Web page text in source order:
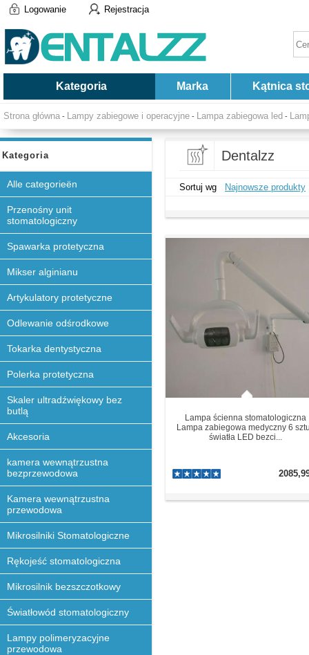
Logowanie Rejestracja
Kategoria Marka Kątnica
Strona główna - Lampy zabiegowe i operacyjne - Lampa zabiegowa led -
Kategoria
Alle categorieën
Przenośny unit
stomatologiczny
Spawarka protetyczna
Mikser alginianu
Artykulatory protetyczne
Odlewanie odśrodkowe
Tokarka dentystyczna
Polerka protetyczna
Skaler ultradźwiękowy bez
butlą
Akcesoria
kamera wewnątrzustna
bezprzewodowa
Kamera wewnątrzustna
przewodowa
Mikrosilniki Stomatologiczne
Rękojeść stomatologiczna
Mikrosilnik bezszczotkowy
Światłowód stomatologiczny
Lampy polimeryzacyjne
przewodowa
Dentalzz
Sortuj wg Najnowsze produkty
Lampa ścienna stomatologiczna
Lampa zabiegowa medyczny 6
światła LED bezci...